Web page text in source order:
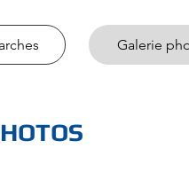
Galerie